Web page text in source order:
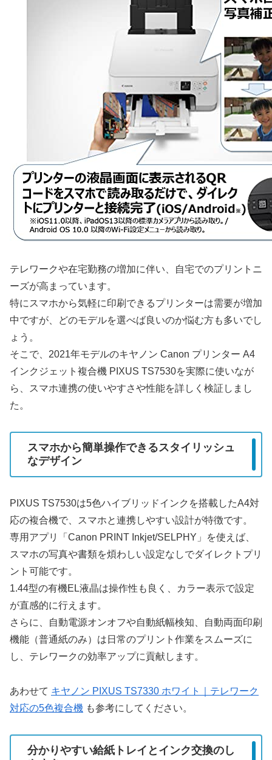
テレワークや在宅勤務の増加に伴い、自宅でのプリントニ
ーズが高まっています。
特にスマホから気軽に印刷できるプリンターは需要が増加
中ですが、どのモデルを選べば良いのか悩む方も多いでし
ょう。
そこで、2021年モデルのキヤノン Canon プリンター A4
インクジェット複合機 PIXUS TS7530を実際に使いなが
ら、スマホ連携の使いやすさや性能を詳しく検証しまし
た。
スマホから簡単操作できるスタイリッシュ
なデザイン
PIXUS TS7530は5色ハイブリッドインクを搭載したA4対
応の複合機で、スマホと連携しやすい設計が特徴です。
専用アプリ「Canon PRINT Inkjet/SELPHY」を使えば、
スマホの写真や書類を煩わしい設定なしでダイレクトプリ
ント可能です。
1.44型の有機EL液晶は操作性も良く、カラー表示で設定
が直感的に行えます。
さらに、自動電源オンオフや自動紙幅検知、自動両面印刷
機能（普通紙のみ）は日常のプリント作業をスムーズに
し、テレワークの効率アップに貢献します。
あわせて キヤノン PIXUS TS7330 ホワイト｜テレワーク
対応の5色複合機 も参考にしてください。
分かりやすい給紙トレイとインク交換のし